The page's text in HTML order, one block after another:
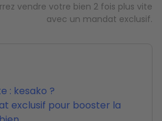
vendre votre bien 2 fois plus vite
avec un mandat exclusif.
: kesako ?
exclusif pour booster la